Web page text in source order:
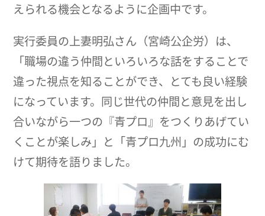
えられる機会となるように企画中です。
実行委員の上妻明弘さん（宮崎公企労）は、
「職場の違う仲間といろいろな話をすることで
違った視点を知ることができ、とても良い経験
になっています。同じ世代の仲間と意見を出し
合いながら一つの『青プロ』をつくりあげてい
くことが楽しみ」と「青プロ九州」の成功にむ
けて期待を語りました。